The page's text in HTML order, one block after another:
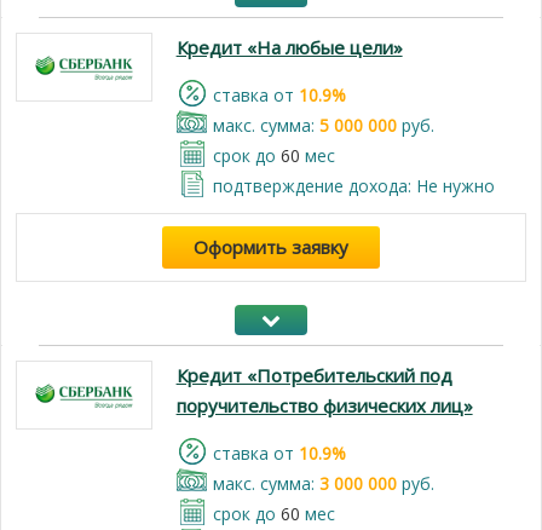
Кредит «На любые цели»
cтавка от 10.9%
макс. сумма: 5 000 000руб.
срок до 60 мес
подтверждение дохода: Не нужно
Оформить заявку
Кредит «Потребительский под
поручительство физических лиц»
cтавка от 10.9%
макс. сумма: 3 000 000руб.
срок до 60 мес